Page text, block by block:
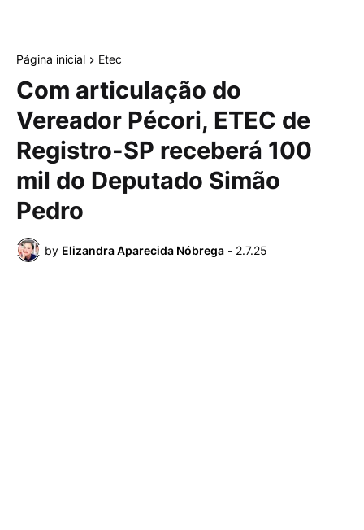
Página inicial Etec
Com articulação do
Vereador Pécori, ETEC de
Registro-SP receberá 100
mil do Deputado Simão
Pedro
by Elizandra Aparecida Nóbrega - 2.7.25